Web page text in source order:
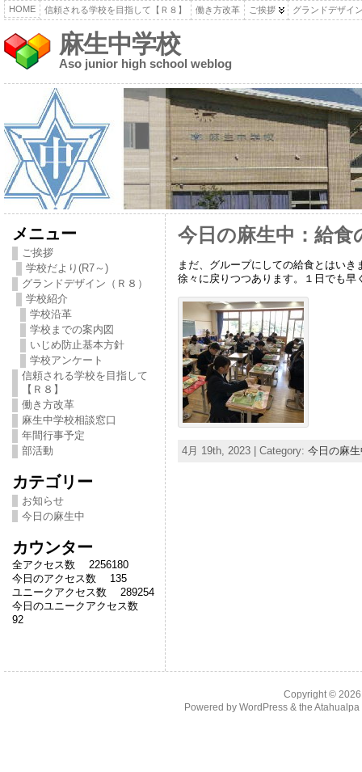
HOME 信頼される学校を目指して【Ｒ８】 働き方改革 ご挨拶 グランドデザイ
麻生中学校
Aso junior high school weblog
メニュー
ご挨拶
学校だより(R7～)
グランドデザイン（Ｒ８）
学校紹介
学校沿革
学校までの案内図
いじめ防止基本方針
学校アンケート
信頼される学校を目指して
【Ｒ８】
働き方改革
麻生中学校相談窓口
年間行事予定
部活動
カテゴリー
お知らせ
今日の麻生中
カウンター
全アクセス数 2256180
今日のアクセス数 135
ユニークアクセス数 289254
今日のユニークアクセス数
92
今日の麻生中：給食
まだ、グループにしての給食とはい
徐々に戻りつつあります。１日でも
4月 19th, 2023 | Category: 今日の麻
Copyright ©
Powered by WordPress& the Atahualpa